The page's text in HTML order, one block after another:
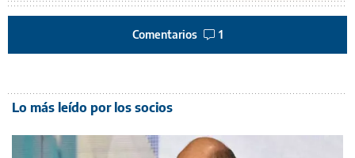
Comentarios 1
Lo más leído por los socios